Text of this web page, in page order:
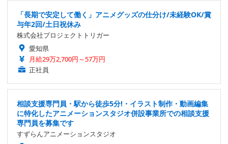
「長期で安定して働く」アニメグッズの仕分け/未経験OK/賞
与年2回/土日祝休み
株式会社プロジェクトトリガー
愛知県
月給29万2,700円～57万円
正社員
相談支援専門員・駅から徒歩5分!・イラスト制作・動画編集
に特化したアニメーションスタジオ併設事業所での相談支援
専門員を募集です
すずらんアニメーションスタジオ